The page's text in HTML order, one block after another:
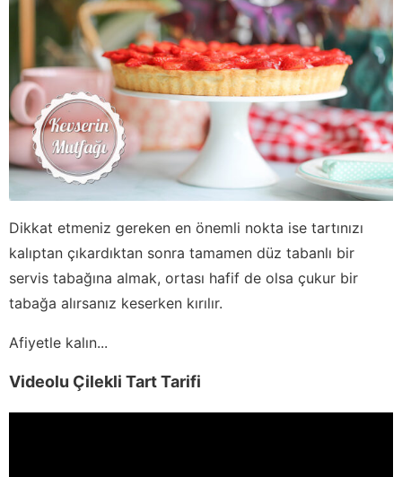
Dikkat etmeniz gereken en önemli nokta ise tartınızı
kalıptan çıkardıktan sonra tamamen düz tabanlı bir
servis tabağına almak, ortası hafif de olsa çukur bir
tabağa alırsanız keserken kırılır.
Afiyetle kalın...
Videolu Çilekli Tart Tarifi